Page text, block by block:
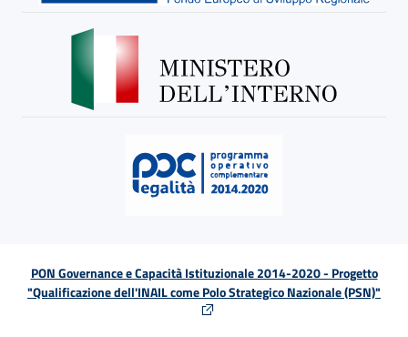
PON Governance e Capacità Istituzionale 2014-2020 - Progetto
"Qualificazione dell'INAIL come Polo Strategico Nazionale (PSN)"